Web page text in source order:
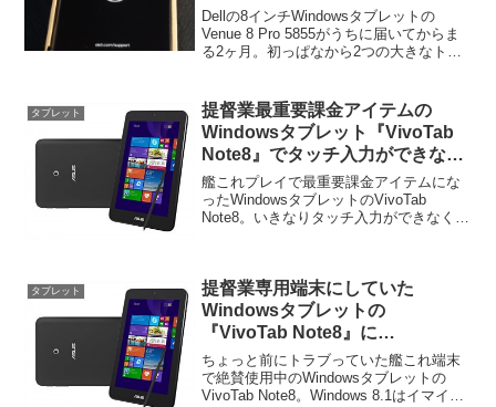
これでまともに使えるようにな
る…
Dellの8インチWindowsタブレットの
Venue 8 Pro 5855がうちに届いてからま
る2ヶ月。初っぱなから2つの大きなトラ
遭遇していたトラブルは2つで、...
タブレット
提督業最重要課金アイテムの
Windowsタブレット『VivoTab
Note8』でタッチ入力ができなく
なったときに試したこと
艦これプレイで最重要課金アイテムにな
ったWindowsタブレットのVivoTab
Note8。いきなりタッチ入力ができなくな
され...
タブレット
提督業専用端末にしていた
Windowsタブレットの
『VivoTab Note8』に
Windows10を入れてみた。
ちょっと前にトラブっていた艦これ端末
で絶賛使用中のWindowsタブレットの
VivoTab Note8。Windows 8.1はイマイチ